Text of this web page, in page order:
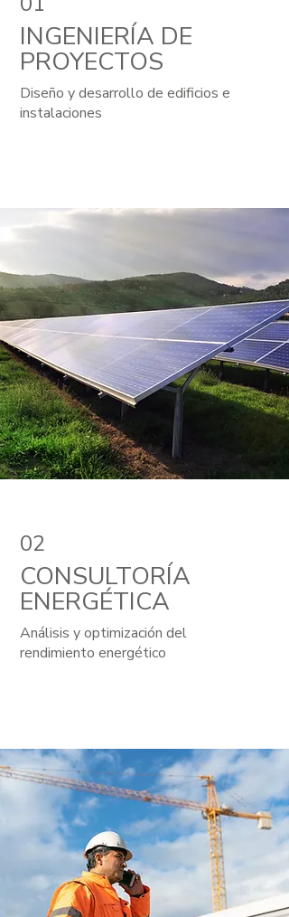
INGENIERÍA DE
PROYECTOS
Diseño y desarrollo de edificios e
instalaciones
02
CONSULTORÍA
ENERGÉTICA
Análisis y optimización del
rendimiento energético